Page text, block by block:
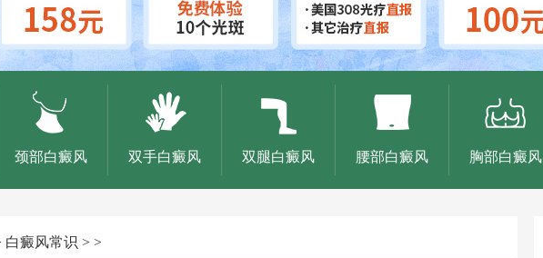
颈部白癜风 双手白癜风 双腿白癜风 腰部白癜风 胸部白癜风
白癜风常识 > >